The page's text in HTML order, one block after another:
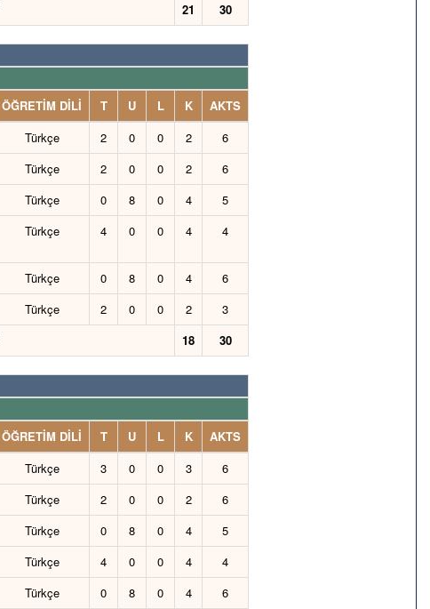
21 30
ÖĞRETİM DİLİ T U L K
AKTS
Türkçe 2 0 0 2
6
Türkçe 2 0 0 2
6
Türkçe 0 8 0 4
5
Türkçe 4 0 0 4 4
Türkçe 0 8 0 4
6
Türkçe 2 0 0 2
3
18 30
ÖĞRETİM DİLİ T U L K
AKTS
Türkçe 3 0 0 3
6
Türkçe 2 0 0 2
6
Türkçe 0 8 0 4
5
Türkçe 4 0 0 4
4
Türkçe 0 8 0 4 6